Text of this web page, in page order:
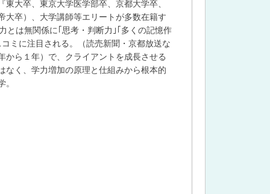
大卒、東京大学医学部卒、京都大学卒、
大卒）、大学講師等エリートが多数在籍す
とは無関係に｢思考・判断力｣｢多くの記憶作
ミに注目される。（読売新聞・京都放送な
から１年）で、クライアントを成長させる
なく、学力増加の原理と仕組みから根本的